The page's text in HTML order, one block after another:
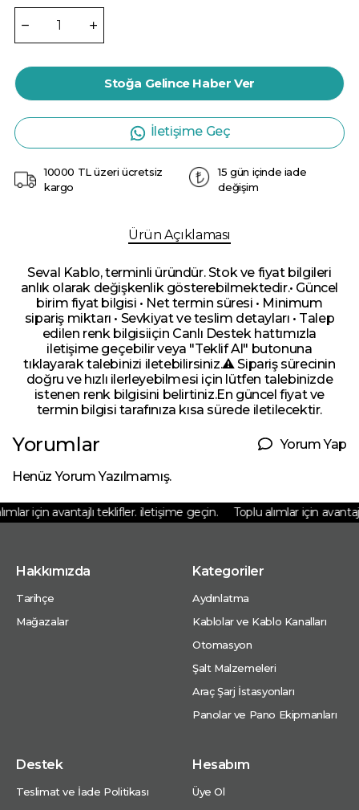
Stoğa Gelince Haber Ver
İletişime Geç
10000 TL üzeri ücretsiz
kargo
15 gün içinde iade
değişim
Ürün Açıklaması
Seval Kablo, terminli üründür. Stok ve fiyat bilgileri
anlık olarak değişkenlik gösterebilmektedir.• Güncel
birim fiyat bilgisi • Net termin süresi • Minimum
sipariş miktarı • Sevkiyat ve teslim detayları • Talep
edilen renk bilgisiiçin Canlı Destek hattımızla
iletişime geçebilir veya "Teklif Al" butonuna
tıklayarak talebinizi iletebilirsiniz.⚠️ Sipariş sürecinin
doğru ve hızlı ilerleyebilmesi için lütfen talebinizde
istenen renk bilgisini belirtiniz.En güncel fiyat ve
termin bilgisi tarafınıza kısa sürede iletilecektir.
Yorumlar Yorum Yap
Henüz Yorum Yazılmamış.
için avantajlı teklifler. iletişime geçin. Toplu alımlar için
Hakkımızda
Tarihçe
Mağazalar
Kategoriler
Aydınlatma
Kablolar ve Kablo Kanalları
Otomasyon
Şalt Malzemeleri
Araç Şarj İstasyonları
Panolar ve Pano Ekipmanları
Destek
Teslimat ve İade Politikası
Hesabım
Üye Ol